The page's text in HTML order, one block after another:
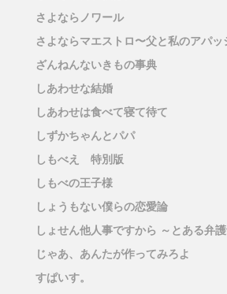
さよならノワール
さよならマエストロ〜父と私のアパッ
ざんねんないきもの事典
しあわせな結婚
しあわせは食べて寝て待て
しずかちゃんとパパ
しもべえ 特別版
しもべの王子様
しょうもない僕らの恋愛論
しょせん他人事ですから ～とある弁
じゃあ、あんたが作ってみろよ
すぱいす。